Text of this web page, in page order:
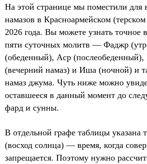
На этой странице мы поместили для
намазов в Красноармейском
2026 года. Вы можете узнать точное
пяти суточных молитв — Фаджр
(обеденный), Аср
(вечерний намаз) и Иша (ночной) и
намаз джума. Чуть ниже можно
оставшееся в данный момент до
фард и сунны.
В отдельной графе таблицы указана
(восход солнца) — время, когда
запрещается. Поэтому нужно